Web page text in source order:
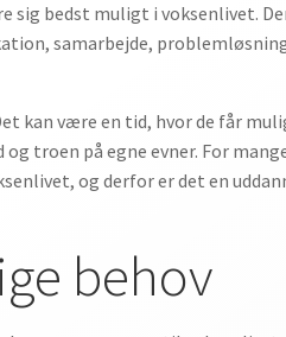
sig bedst muligt i voksenlivet.
samarbejde,
kan være en tid, hvor de får
troen på egne evner. For
og derfor er det en
behov